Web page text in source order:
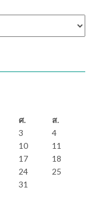
ศ.
ส.
3
4
10
11
17
18
24
25
31